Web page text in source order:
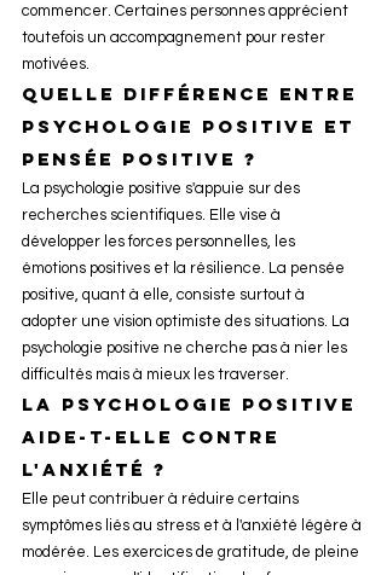
commencer. Certaines personnes apprécient
toutefois un accompagnement pour rester
motivées.
Quelle différence entre
psychologie positive et
pensée positive ?
La psychologie positive s'appuie sur des
recherches scientifiques. Elle vise à
développer les forces personnelles, les
émotions positives et la résilience. La pensée
positive, quant à elle, consiste surtout à
adopter une vision optimiste des situations. La
psychologie positive ne cherche pas à nier les
difficultés mais à mieux les traverser.
La psychologie positive
aide-t-elle contre
l'anxiété ?
Elle peut contribuer à réduire certains
symptômes liés au stress et à l'anxiété légère à
modérée. Les exercices de gratitude, de pleine